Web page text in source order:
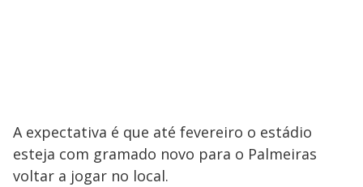
A expectativa é que até fevereiro o estádio
esteja com gramado novo para o Palmeiras
voltar a jogar no local.